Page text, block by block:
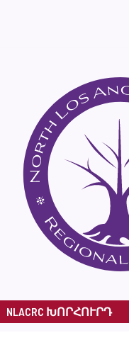
NLACRC ԽՈՐՀՈՒՐԴ